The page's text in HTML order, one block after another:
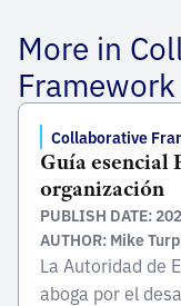
More in
Framework
Collaborative
Guía esencial
organización
PUBLISH DATE:
AUTHOR: Mike
La Autoridad de
aboga por el